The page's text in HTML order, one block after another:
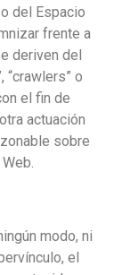
del Espacio
frente a
deriven del
“crawlers” o
el fin de
actuación
sobre
modo, ni
el